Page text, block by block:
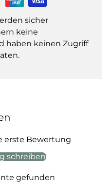
sicher
keine
haben keinen Zugriff
erste Bewertung
schreiben
gefunden